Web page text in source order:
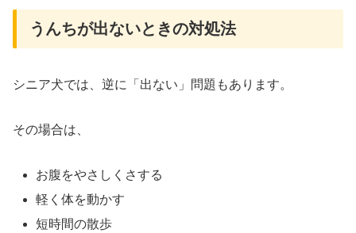
うんちが出ないときの対処法
シニア犬では、逆に「出ない」問題もあります。
その場合は、
お腹をやさしくさする
軽く体を動かす
短時間の散歩